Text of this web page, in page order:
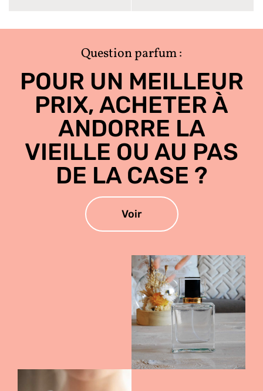
Question parfum :
POUR UN MEILLEUR
PRIX, ACHETER À
ANDORRE LA
VIEILLE OU AU PAS
DE LA CASE ?
Voir